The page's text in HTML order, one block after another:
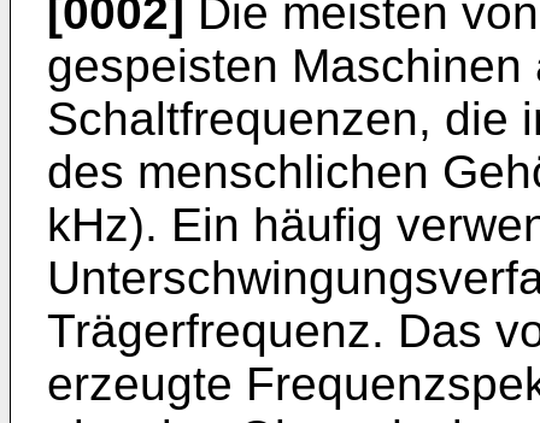
[0002] Die meisten
gespeisten Maschinen
Schaltfrequenzen, die
des menschlichen
kHz). Ein häufig
Trägerfrequenz. Das
erzeugte